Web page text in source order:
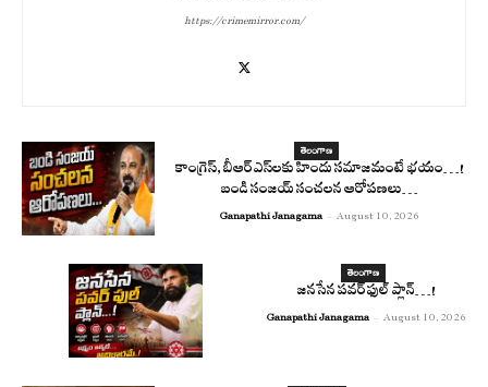
https://crimemirror.com/
తెలంగాణ
కాంగ్రెస్‌, బీఆర్ ఎస్‌ల‌కు హిందు స‌మాజ‌మంటే భ‌యం…!
బండి సంజ‌య్ సంచ‌ల‌న ఆరోప‌ణ‌లు…
Ganapathi Janagama - August 10, 2026
తెలంగాణ
జనసేన పవర్ ఫుల్ ప్లాన్…!
Ganapathi Janagama - August 10, 2026